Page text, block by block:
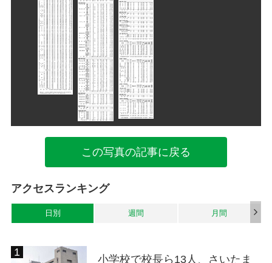
この写真の記事に戻る
アクセスランキング
日別 週間 月間
小学校で校長ら13人、さいたま